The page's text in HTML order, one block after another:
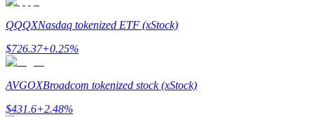
Afiliaci Bitrue
QQQXNasdaq tokenized ETF (xStock)
$726.37+0.25%
AVGOXBroadcom tokenized stock (xStock)
$431.6+2.48%